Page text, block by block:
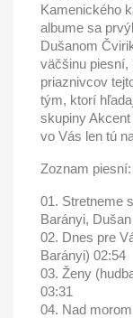
Kamenického
albume sa
Dušanom
väčšinu piesní,
priaznivcov
tým, ktorí
skupiny
vo Vás len tú
Zoznam piesní:
01. Stretneme
Barányi,
02. Dnes pre
Barányi) 02:54
03. Ženy
03:31
04. Nad